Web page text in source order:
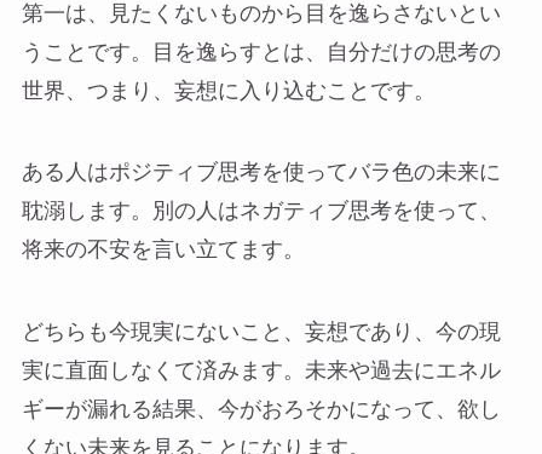
第一は、見たくないものから目を逸らさないとい
うことです。目を逸らすとは、自分だけの思考の
世界、つまり、妄想に入り込むことです。
ある人はポジティブ思考を使ってバラ色の未来に
耽溺します。別の人はネガティブ思考を使って、
将来の不安を言い立てます。
どちらも今現実にないこと、妄想であり、今の現
実に直面しなくて済みます。未来や過去にエネル
ギーが漏れる結果、今がおろそかになって、欲し
くない未来を見ることになります。